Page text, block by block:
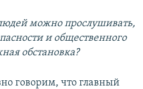
можно прослушивать,
и общественного
обстановка?
говорим, что главный